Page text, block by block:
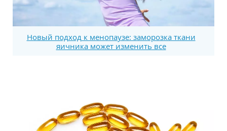
Новый подход к менопаузе: заморозка ткани
яичника может изменить все